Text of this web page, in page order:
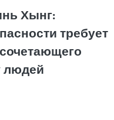
Хынг:
требует
людей